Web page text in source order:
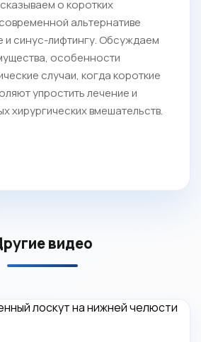
о коротких
альтернативе
и синус-лифтингу. Обсуждаем
особенности
случаи, когда короткие
упростить лечение и
хирургических вмешательств.
видео